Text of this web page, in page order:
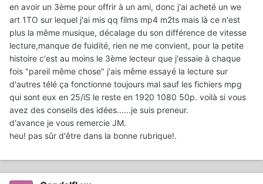
en avoir un 3ème pour offrir à un ami, donc j'ai acheté un we
art 1TO sur lequel j'ai mis qq films mp4 m2ts mais là ce n'est
plus la même musique, décalage du son différence de vitesse
lecture,manque de fuidité, rien ne me convient, pour la petite
histoire c'est au moins le 3ème lecteur que j'essaie à chaque
fois "pareil même chose" j'ais même essayé la lecture sur
d'autres télé ça fonctionne toujours mal sauf les fichiers mpg
qui sont eux en 25/iS le reste en 1920 1080 50p. voilà si vous
avez des conseils des idées......je suis preneur.
d'avance je vous remercie JM.
heu! pas sûr d'être dans la bonne rubrique!.